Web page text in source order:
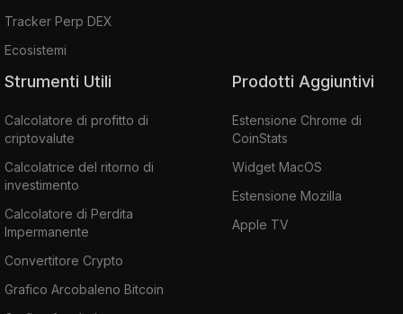
Tracker Perp DEX
Ecosistemi
Strumenti Utili
Calcolatore di profitto di
criptovalute
Calcolatrice del ritorno di
investimento
Calcolatore di Perdita
Impermanente
Convertitore Crypto
Grafico Arcobaleno Bitcoin
Prodotti Aggiuntivi
Estensione Chrome di
CoinStats
Widget MacOS
Estensione Mozilla
Apple TV